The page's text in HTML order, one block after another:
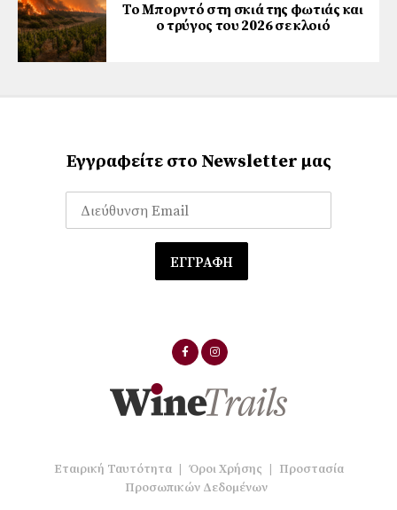
Το Μπορντό στη σκιά της φωτιάς και
ο τρύγος του 2026 σε κλοιό
Εγγραφείτε στο Newsletter μας
Εταιρική Ταυτότητα | Όροι Χρήσης | Προστασία
Προσωπικών Δεδομένων